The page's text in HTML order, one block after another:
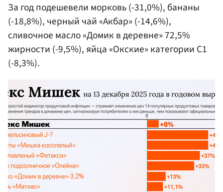
За год подешевели морковь (-31,0%), бананы
(-18,8%), черный чай «Акбар» (-14,6%),
сливочное масло «Домик в деревне» 72,5%
жирности (-9,5%), яйца «Окские» категории С1
(-8,3%).